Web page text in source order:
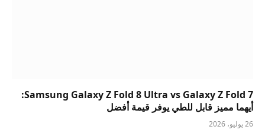
Samsung Galaxy Z Fold 8 Ultra vs Galaxy Z Fold 7:
أيهما مميز قابل للطي يوفر قيمة أفضل
26 يوليو، 2026